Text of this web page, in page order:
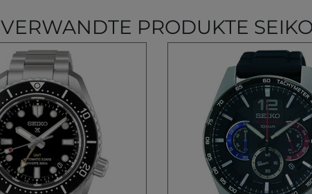
VERWANDTE PRODUKTE